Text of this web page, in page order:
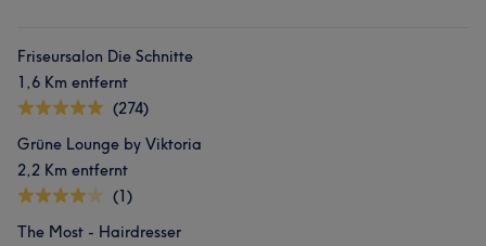
Friseursalon Die Schnitte
1,6 Km entfernt
(274)
Grüne Lounge by Viktoria
2,2 Km entfernt
(1)
The Most - Hairdresser